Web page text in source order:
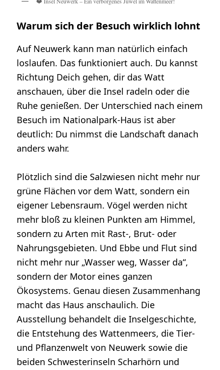
Warum sich der Besuch wirklich lohnt
Auf Neuwerk kann man natürlich einfach
loslaufen. Das funktioniert auch. Du kannst
Richtung Deich gehen, dir das Watt
anschauen, über die Insel radeln oder die
Ruhe genießen. Der Unterschied nach einem
Besuch im Nationalpark-Haus ist aber
deutlich: Du nimmst die Landschaft danach
anders wahr.
Plötzlich sind die Salzwiesen nicht mehr nur
grüne Flächen vor dem Watt, sondern ein
eigener Lebensraum. Vögel werden nicht
mehr bloß zu kleinen Punkten am Himmel,
sondern zu Arten mit Rast-, Brut- oder
Nahrungsgebieten. Und Ebbe und Flut sind
nicht mehr nur „Wasser weg, Wasser da“,
sondern der Motor eines ganzen
Ökosystems. Genau diesen Zusammenhang
macht das Haus anschaulich. Die
Ausstellung behandelt die Inselgeschichte,
die Entstehung des Wattenmeers, die Tier-
und Pflanzenwelt von Neuwerk sowie die
beiden Schwesterinseln Scharhörn und